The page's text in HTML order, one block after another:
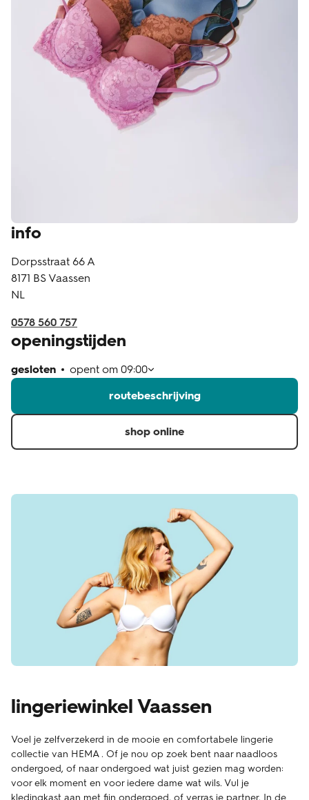
klantenservice
info
Dorpsstraat 66 A
8171 BS Vaassen
NL
0578 560 757
openingstijden
gesloten opent om 09:00
routebeschrijving
shop online
lingeriewinkel Vaassen
Voel je zelfverzekerd in de mooie en comfortabele lingerie
collectie van HEMA . Of je nou op zoek bent naar naadloos
ondergoed, of naar ondergoed wat juist gezien mag worden:
voor elk moment en voor iedere dame wat wils. Vul je
kledingkast aan met fijn ondergoed, of verras je partner. In de